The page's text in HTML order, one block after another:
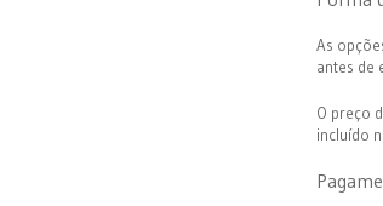
As
antes de
O preço
incluído
P